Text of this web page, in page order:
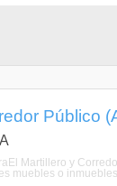
Público
Martillero y
muebles o